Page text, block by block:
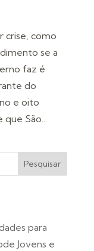
crise, como
se a
faz é
do
e oito
São...
Pesquisar
para
Jovens e